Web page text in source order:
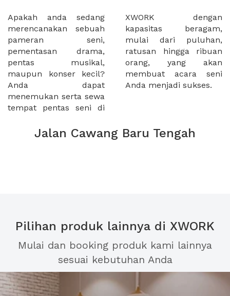
Apakah anda sedang
merencanakan sebuah
pameran seni,
pementasan drama,
pentas musikal,
maupun konser kecil?
Anda dapat
menemukan serta sewa
tempat pentas seni di
XWORK dengan
kapasitas beragam,
mulai dari puluhan,
ratusan hingga ribuan
orang, yang akan
membuat acara seni
Anda menjadi sukses.
Jalan Cawang Baru Tengah
Pilihan produk lainnya di XWORK
Mulai dan booking produk kami lainnya
sesuai kebutuhan Anda